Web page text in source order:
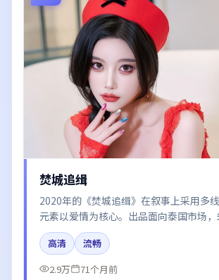
焚城追缉
2020年的《焚城追缉》在叙事上采用多
元素以爱情为核心。出品面向泰国市场
战、黄渤、周冬雨所饰角色推动关键反转
发讨论。
高清
流畅
2.9万
71个月前